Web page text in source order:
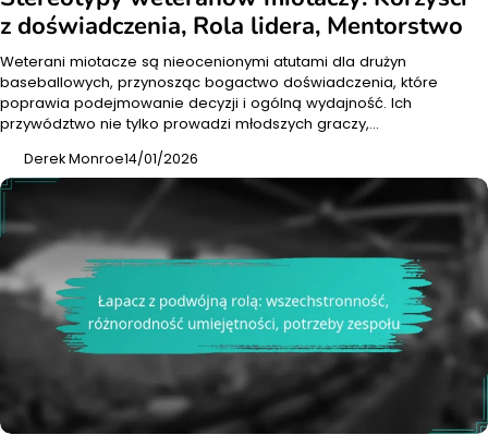
z doświadczenia, Rola lidera, Mentorstwo
Weterani miotacze są nieocenionymi atutami dla drużyn
baseballowych, przynosząc bogactwo doświadczenia, które
poprawia podejmowanie decyzji i ogólną wydajność. Ich
przywództwo nie tylko prowadzi młodszych graczy,…
Derek Monroe14/01/2026